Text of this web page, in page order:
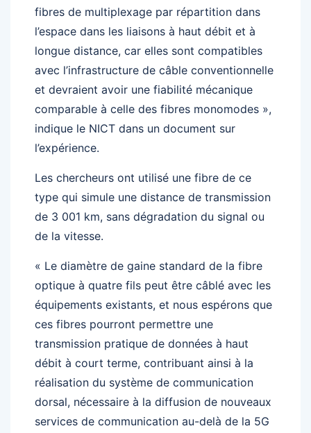
fibres de multiplexage par répartition dans
l’espace dans les liaisons à haut débit et à
longue distance, car elles sont compatibles
avec l’infrastructure de câble conventionnelle
et devraient avoir une fiabilité mécanique
comparable à celle des fibres monomodes »,
indique le NICT dans un document sur
l’expérience.
Les chercheurs ont utilisé une fibre de ce
type qui simule une distance de transmission
de 3 001 km, sans dégradation du signal ou
de la vitesse.
« Le diamètre de gaine standard de la fibre
optique à quatre fils peut être câblé avec les
équipements existants, et nous espérons que
ces fibres pourront permettre une
transmission pratique de données à haut
débit à court terme, contribuant ainsi à la
réalisation du système de communication
dorsal, nécessaire à la diffusion de nouveaux
services de communication au-delà de la 5G